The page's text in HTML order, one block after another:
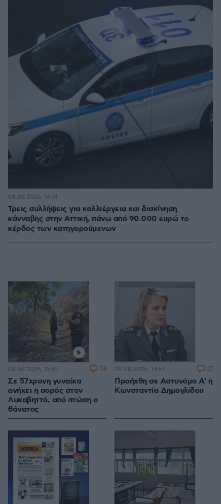
Τρεις συλλήψεις για καλλιέργεια και διακίνηση
κάνναβης στην Αττική, πάνω από 90.000 ευρώ το
κέρδος των κατηγορούμενων
08.08.2026, 16:14
Σε 57χρονη γυναίκα
ανήκει η σορός στον
Λυκαβηττό, από πτώση ο
θάνατος
08.08.2026, 15:07 54
Προήχθη σε Αστυνόμο Α' η
Κωνσταντία Δημογλίδου
08.08.2026, 14:57 27